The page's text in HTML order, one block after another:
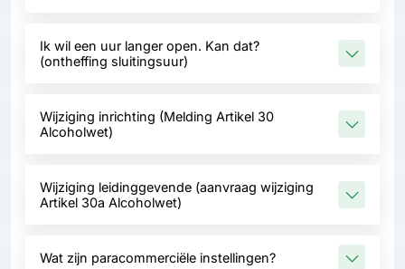
Ik wil een uur langer open. Kan dat?
(ontheffing sluitingsuur)
Wijziging inrichting (Melding Artikel 30
Alcoholwet)
Wijziging leidinggevende (aanvraag wijziging
Artikel 30a Alcoholwet)
Wat zijn paracommerciële instellingen?